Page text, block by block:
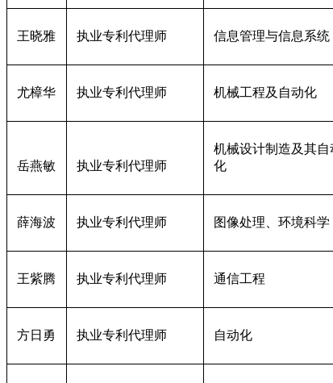
王晓雅 执业专利代理师 信息管理与信息系统
尤樟华 执业专利代理师 机械工程及自动化
岳燕敏 执业专利代理师
机械设计制造及其自
化
薛海波 执业专利代理师 图像处理、环境科学
王紫腾 执业专利代理师 通信工程
方日勇 执业专利代理师 自动化